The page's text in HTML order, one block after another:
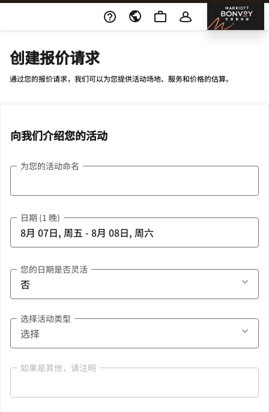
Skip To Content 邦
创建报价请求
通过您的报价请求，我们可以为您提供活动场地、服务和价格的估算。
向我们介绍您的活动
为您的活动命名
日期 (1 晚)
您的日期是否灵活
选择活动类型
如果是其他，请注明